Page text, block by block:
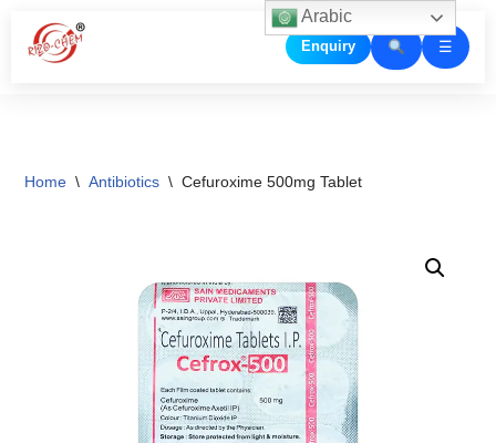
Skip
Enquiry ☰
Home \ Antibiotics \ Cefuroxime 500mg Tablet
Arabic